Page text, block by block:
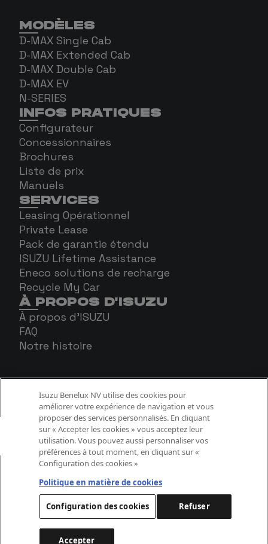
MODÈLES
D-MAX Single Cab
D-MAX Extended Cab
D-MAX Double Cab
D-MAX EV
N-SERIES
INFOS PRATIQUES
Configurateur
Concessionnaires
Brochures
Liste de prix
Manuels
SERVICES
Leasing Opérationnel
Private Lease
Pack de garantie étendu
ISUZU Lifetime Assistance
Eneco solutions de recharge
Recycle My Car
À PROPOS D'ISUZU
À propos d'ISUZU
FAQ
Notre histoire
Politique CookiesPolitique confidentialité
Aspects légaux
Isuzu Benelux NV utilise des cookies pour
améliorer votre expérience de navigation et vous
proposer des services personnalisés. En cliquant
sur « Accepter les cookies » vous acceptez leur
utilisation. Vous pouvez aussi personnaliser vos
préférences à tout moment, en cliquant sur «
Configuration des cookies »
Politique en matière de cookies
Configuration des cookies Refuser
Accepter